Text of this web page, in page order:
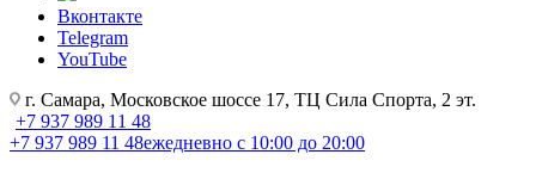
Вконтакте
Telegram
YouTube
г. Самара, Московское шоссе 17, ТЦ Сила Спорта, 2 эт.
+7 937 989 11 48
+7 937 989 11 48ежедневно с 10:00 до 20:00